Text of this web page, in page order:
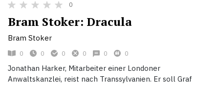
0
Bram Stoker: Dracula
Bram Stoker
0 0 0 0 0 0
Jonathan Harker, Mitarbeiter einer Londoner
Anwaltskanzlei, reist nach Transsylvanien. Er soll Graf